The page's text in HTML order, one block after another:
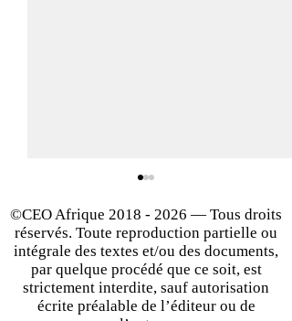
©CEO Afrique 2018 - 2026 — Tous droits
réservés. Toute reproduction partielle ou
intégrale des textes et/ou des documents,
par quelque procédé que ce soit, est
strictement interdite, sauf autorisation
écrite préalable de l’éditeur ou de